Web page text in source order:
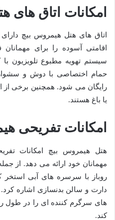
امکانات اتاق های
اتاق های هتل هیمروس بیچ
اقامتی آسوده را برای
سیستم تهویه مطبوع تلویزیون با
حمام اختصاصی با دوش و
رایگان می شود. همچنین برخی از
یا باغ هستند.
امکانات تفریحی
هتل هیمروس بیچ امکانات
مهمانان خود ارائه می دهد. از
روباز با سرسره های آبی استخر
دارت و سالن بدنسازی اشاره کرد.
های سرگرم کننده ای را در طول
کند.